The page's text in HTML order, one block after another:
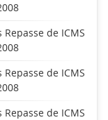
de ICMS
de ICMS
de ICMS